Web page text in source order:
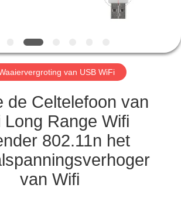
van USB WiFi
de Celtelefoon van
Long Range Wifi
802.11n het
van Wifi